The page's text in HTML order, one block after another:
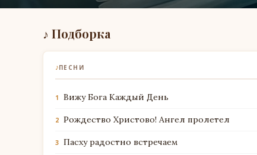
♪ Подборка
♪ПЕСНИ
1 Вижу Бога Каждый День
2 Рождество Христово! Ангел пролетел
3 Пасху радостно встречаем